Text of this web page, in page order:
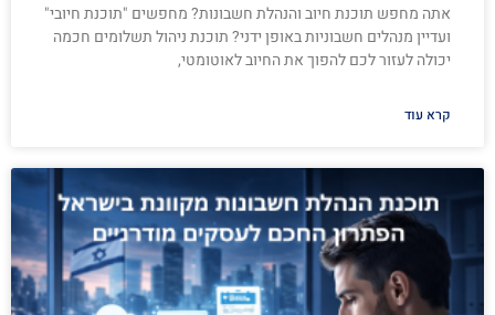
אתה מחפש תוכנת חיוב והנהלת חשבונות? מחפשים "תוכנת חיובי"
ועדיין מנהלים חשבוניות באופן ידני? תוכנת ניהול תשלומים חכמה
יכולה לעזור לכם להפוך את החיוב לאוטומטי,
קרא עוד